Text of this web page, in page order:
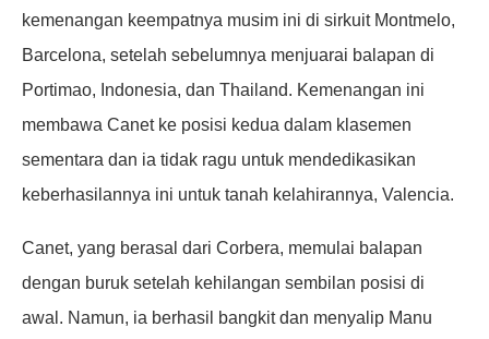
kemenangan keempatnya musim ini di sirkuit Montmelo,
Barcelona, setelah sebelumnya menjuarai balapan di
Portimao, Indonesia, dan Thailand. Kemenangan ini
membawa Canet ke posisi kedua dalam klasemen
sementara dan ia tidak ragu untuk mendedikasikan
keberhasilannya ini untuk tanah kelahirannya, Valencia.
Canet, yang berasal dari Corbera, memulai balapan
dengan buruk setelah kehilangan sembilan posisi di
awal. Namun, ia berhasil bangkit dan menyalip Manu